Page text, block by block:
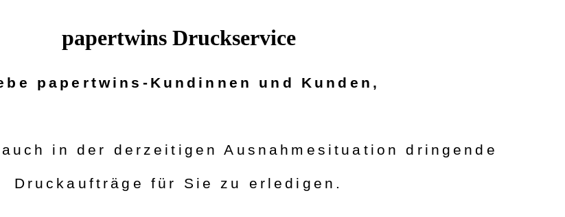
papertwins Druckservice
papertwins-Kundinnen und Kunden,
in der derzeitigen Ausnahmesituation dringende
Druckaufträge für Sie zu erledigen.